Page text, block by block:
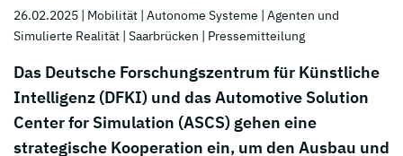
26.02.2025 | Mobilität | Autonome Systeme | Agenten und
Simulierte Realität | Saarbrücken | Pressemitteilung
Das Deutsche Forschungszentrum für Künstliche
Intelligenz (DFKI) und das Automotive Solution
Center for Simulation (ASCS) gehen eine
strategische Kooperation ein, um den Ausbau und